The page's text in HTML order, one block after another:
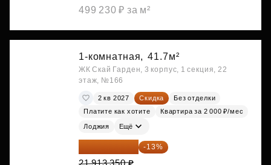
499 230 ₽ за м²
1-комнатная, 41.7м²
ЖК Скай Гарден, 3 корпус, 1 секция, 22
этаж, №166
2 кв 2027 Скидка
Без отделки
Платите как хотите
Квартира за 2 000 ₽/мес
Лоджия Ещё
19 064 615 ₽ -13%
21 913 350 ₽